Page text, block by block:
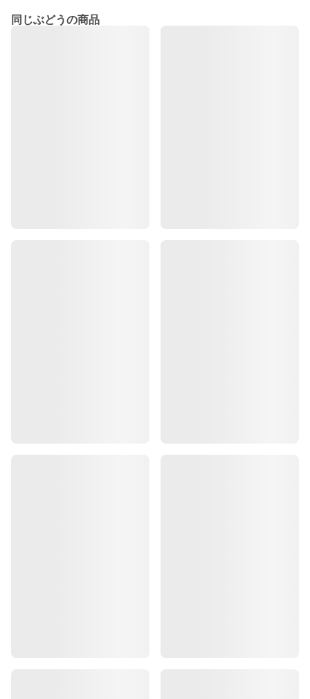
同じぶどうの商品